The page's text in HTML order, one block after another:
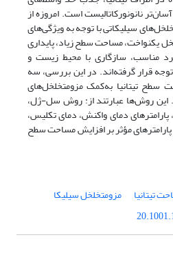
نانونورکاتالیست است. امروزه از
سیلیکاتی با توجه به ویژگی‌های
یکنواخت، مساحت سطح زیاد، پایداری
مناسب، سازگاری با محیط زیست و
قرار گرفته‌اند. در این بررسی، سه
تیتانیا به‌کمک مزومتخلخل‌های
روش‌ها عبارتند از: روش سل-ژل،
به علاوه، پارامترهای دمای واکنش، دمای تکلیس،
پارامترهای مؤثر بر افزایش مساحت سطح
تیتانیا
مزومتخلخل سیلیکا